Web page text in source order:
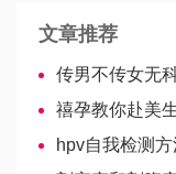
文章推荐
传男不传女无科学依据，详解蚕豆病遗传方
禧孕教你赴美生子中月子中心
hpv自我检测方法分享，操作步